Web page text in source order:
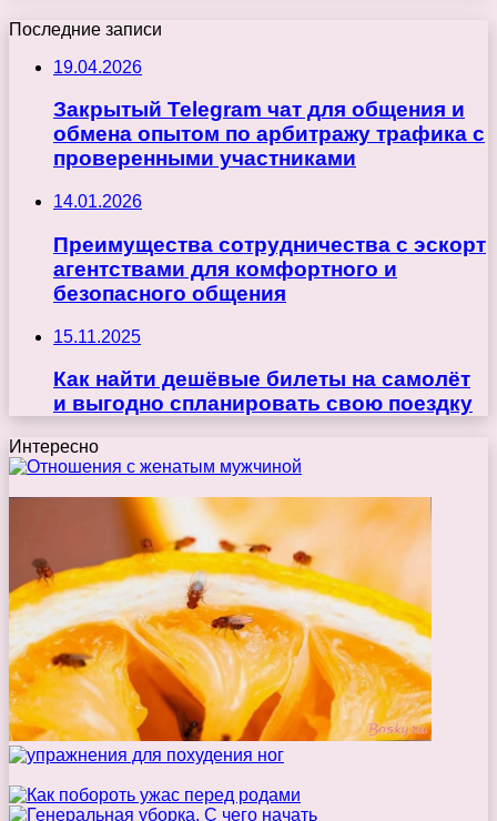
Последние записи
19.04.2026
Закрытый Telegram чат для общения и
обмена опытом по арбитражу трафика с
проверенными участниками
14.01.2026
Преимущества сотрудничества с эскорт
агентствами для комфортного и
безопасного общения
15.11.2025
Как найти дешёвые билеты на самолёт
и выгодно спланировать свою поездку
Интересно